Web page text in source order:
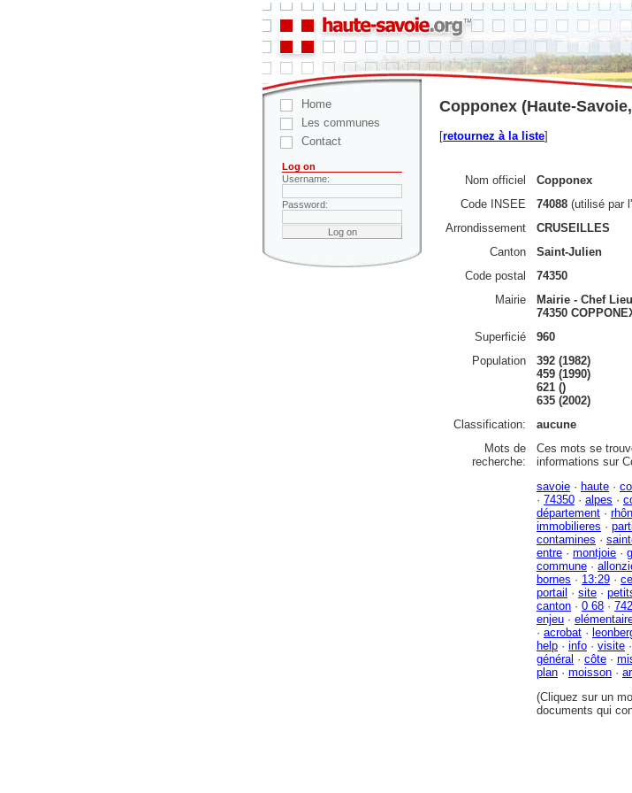
Home
Les communes
Contact
Log on
Username:
Password:
Copponex (Haute-
[retournez à la liste]
Nom officiel
Copponex
Code INSEE
74088 (utilisé par
Arrondissement
CRUSEILLES
Canton
Saint-Julien
Code postal
74350
Mairie
Mairie - Chef Lieu
74350
Superficié
960
Population
392 (1982)
459 (1990)
621 ()
635 (2002)
Classification:
aucune
Mots de
recherche:
Ces mots se
informations sur
savoie · haute ·
· 74350 · alpes ·
département ·
immobilieres ·
contamines ·
entre · montjoie ·
commune ·
bornes · 13:29 ·
portail · site ·
canton · 0 68 ·
enjeu ·
· acrobat ·
help · info · visite ·
général · côte ·
plan · moisson ·
(Cliquez sur un
documents qui